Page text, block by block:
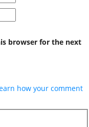
browser for the next
how your comment